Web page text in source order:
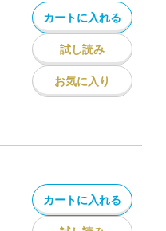
カートに入れる
試し読み
お気に入り
カートに入れる